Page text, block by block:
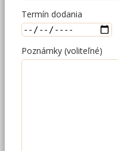
Termín dodania
Poznámky (voliteľné)